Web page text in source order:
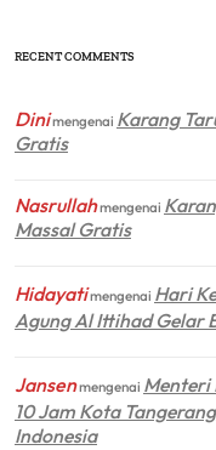
RECENT COMMENTS
Dinimengenai Karang
Gratis
Nasrullahmengenai
Massal Gratis
Hidayatimengenai Hari
Agung Al Ittihad Gelar
Jansenmengenai Menteri
10 Jam Kota
Indonesia